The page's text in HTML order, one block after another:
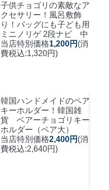
子供チョゴリの素敵なア
クセサリー！風呂敷飾
り！バッグにも子ども用
ミニノリゲ 2段ナビ 中
当店特別価格1,200円 (消
費税込:1,320円)
韓国ハンドメイドのペア
キーホルダー！ 韓国雑
貨 ベアーチョゴリキー
ホルダー（ペア大）
当店特別価格2,400円 (消
費税込:2,640円)